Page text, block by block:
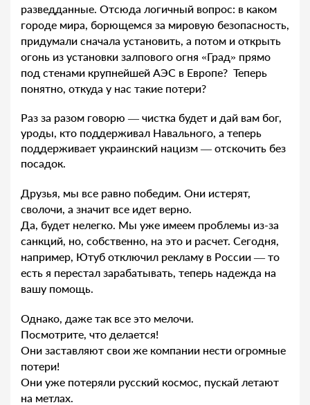
разведданные. Отсюда логичный вопрос: в каком
городе мира, борющемся за мировую безопасность,
придумали сначала установить, а потом и открыть
огонь из установки залпового огня «Град» прямо
под стенами крупнейшей АЭС в Европе? Теперь
понятно, откуда у нас такие потери?
Раз за разом говорю — чистка будет и дай вам бог,
уроды, кто поддерживал Навального, а теперь
поддерживает украинский нацизм — отскочить без
посадок.
Друзья, мы все равно победим. Они истерят,
сволочи, а значит все идет верно.
Да, будет нелегко. Мы уже имеем проблемы из-за
санкций, но, собственно, на это и расчет. Сегодня,
например, Ютуб отключил рекламу в России — то
есть я перестал зарабатывать, теперь надежда на
вашу помощь.
Однако, даже так все это мелочи.
Посмотрите, что делается!
Они заставляют свои же компании нести огромные
потери!
Они уже потеряли русский космос, пускай летают
на метлах.